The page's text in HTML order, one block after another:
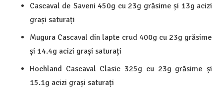
Cascaval de Saveni 450g cu 23g grăsime și 13g acizi
grași saturați
Mugura Cascaval din lapte crud 400g cu 23g grăsime
și 14.4g acizi grași saturați
Hochland Cascaval Clasic 325g cu 23g grăsime și
15.1g acizi grași saturați